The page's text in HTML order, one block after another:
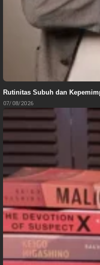
Rutinitas Subuh dan
07/08/2026